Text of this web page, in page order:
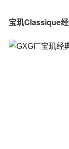
宝玑Classique